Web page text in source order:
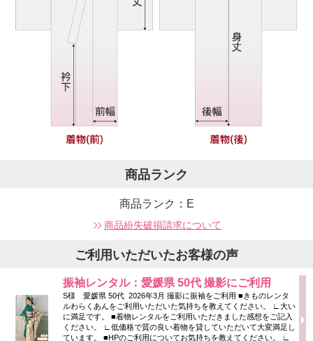
商品ランク
商品ランク：E
商品紛失破損請求について
ご利用いただいたお客様の声
振袖レンタル：愛媛県 50代 撮影にご利用
S様 愛媛県 50代 2026年3月 撮影に振袖をご利用 ■きものレンタ
ルわらくあんをご利用いただいた気持ちを教えてください。 ∟大い
に満足です。 ■着物レンタルをご利用いただきました感想をご記入
ください。 ∟低価格で質の良い着物を貸していただいて大変満足し
ています。 ■HPのご利用についてお気持ちを教えてください。 ∟